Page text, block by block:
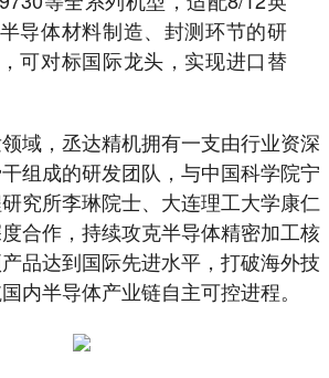
导体材料制造、封测环节的研
可对标国际龙头，实现进口替
域，丞达精机拥有一支由行业资深
组成的研发团队，与中国科学院宁
究所李琳院士、大连理工大学康仁
合作，持续攻克半导体精密加工核
品达到国际先进水平，打破海外技
内半导体产业链自主可控进程。